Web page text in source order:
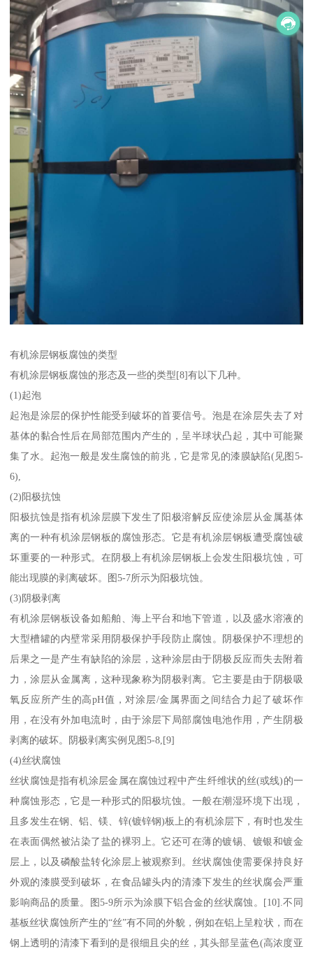
有机涂层钢板腐蚀的类型
有机涂层钢板腐蚀的形态及一些的类型[8]有以下几种。
(1)起泡
起泡是涂层的保护性能受到破坏的首要信号。泡是在涂层失去了对
基体的黏合性后在局部范围内产生的，呈半球状凸起，其中可能聚
集了水。起泡一般是发生腐蚀的前兆，它是常见的漆膜缺陷(见图5-
6),
(2)阳极抗蚀
阳极抗蚀是指有机涂层膜下发生了阳极溶解反应使涂层从金属基体
离的一种有机涂层钢板的腐蚀形态。它是有机涂层钢板遭受腐蚀破
坏重要的一种形式。在阴极上有机涂层钢板上会发生阳极坑蚀，可
能出现膜的剥离破坏。图5-7所示为阳极坑蚀。
(3)阴极剥离
有机涂层钢板设备如船舶、海上平台和地下管道，以及盛水溶液的
大型槽罐的内壁常采用阴极保护手段防止腐蚀。阴极保护不理想的
后果之一是产生有缺陷的涂层，这种涂层由于阴极反应而失去附着
力，涂层从金属离，这种现象称为阴极剥离。它主要是由于阴极吸
氧反应所产生的高pH值，对涂层/金属界面之间结合力起了破坏作
用，在没有外加电流时，由于涂层下局部腐蚀电池作用，产生阴极
剥离的破坏。阴极剥离实例见图5-8,[9]
(4)丝状腐蚀
丝状腐蚀是指有机涂层金属在腐蚀过程中产生纤维状的丝(或线)的一
种腐蚀形态，它是一种形式的阳极坑蚀。一般在潮湿环境下出现，
且多发生在钢、铝、镁、锌(镀锌钢)板上的有机涂层下，有时也发生
在表面偶然被沾染了盐的裸羽上。它还可在薄的镀锡、镀银和镀金
层上，以及磷酸盐转化涂层上被观察到。丝状腐蚀使需要保持良好
外观的漆膜受到破坏，在食品罐头内的清漆下发生的丝状腐会严重
影响商品的质量。图5-9所示为涂膜下铝合金的丝状腐蚀。[10].不同
基板丝状腐蚀所产生的“丝”有不同的外貌，例如在铝上呈粒状，而在
钢上透明的清漆下看到的是很细且尖的丝，其头部呈蓝色(高浓度亚